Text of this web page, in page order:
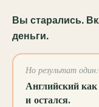
Вы старались.
деньги.
Но результат один:
Английский
и остался.